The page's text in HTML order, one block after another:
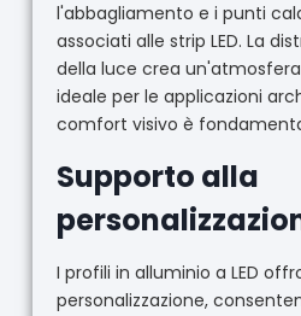
l'abbagliamento e i punti
associati alle strip LED. La
della luce crea
ideale per le applicazioni
comfort visivo è
Supporto alla
I profili in alluminio a LED
personalizzazione,